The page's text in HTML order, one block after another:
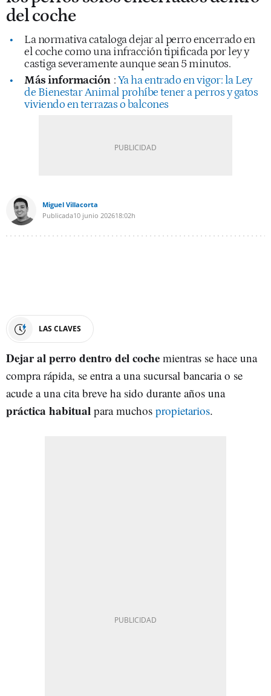
del coche
La normativa cataloga dejar al perro encerrado en
el coche como una infracción tipificada por ley y
castiga severamente aunque sean 5 minutos.
Más información :Ya ha entrado en vigor: la Ley
de Bienestar Animal prohíbe tener a perros y gatos
viviendo en terrazas o balcones
Miguel Villacorta
Publicada10 junio 202618:02h
LAS CLAVES
Dejar al perro dentro del coche mientras se hace una
compra rápida, se entra a una sucursal bancaria o se
acude a una cita breve ha sido durante años una
práctica habitual para muchos propietarios.